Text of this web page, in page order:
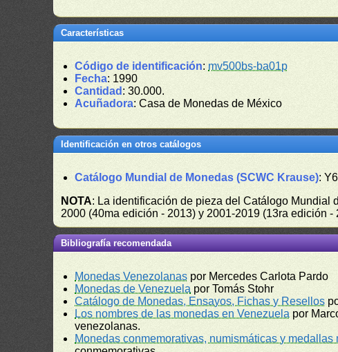
Características
Código de identificación: mv500bs-ba01p
Fecha: 1990
Cantidad : 30.000.
Acuñadora: Casa de Monedas de México
Identificación en otros catálogos
Catálogo Mundial de Monedas (SCWC Krause):
NOTA: La identificación de pieza del Catálogo Mundial
2000 (40ma edición - 2013) y 2001-2019 (13ra edición -
Bibliografía recomendada
Monedas Venezolanas por Mercedes Carlota Pardo
Monedas de Venezuela por Tomás Stohr
Catálogo de Monedas, Ensayos, Fichas y Resellos
Los nombres de las monedas en Venezuela por
venezolanas.
Monedas conmemorativas, numismáticas y